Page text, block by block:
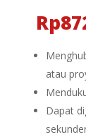
Rp
atau
Dapat